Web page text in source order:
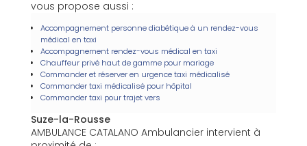
vous propose aussi :
Accompagnement personne diabétique à un rendez-vous
médical en taxi
Accompagnement rendez-vous médical en taxi
Chauffeur privé haut de gamme pour mariage
Commander et réserver en urgence taxi médicalisé
Commander taxi médicalisé pour hôpital
Commander taxi pour trajet vers
Suze-la-Rousse
AMBULANCE CATALANO Ambulancier intervient à